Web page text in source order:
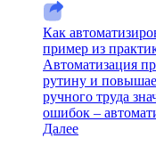
Как
пример из
Автоматизация
рутину и
ручного труда
ошибок –
Далее